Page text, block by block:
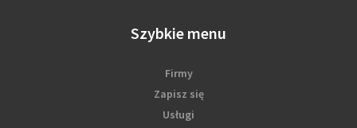
Szybkie menu
Firmy
Zapisz się
Usługi